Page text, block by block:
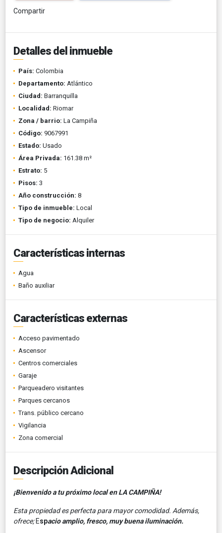
Compartir
Detalles del inmueble
País: Colombia
Departamento: Atlántico
Ciudad: Barranquilla
Localidad: Riomar
Zona / barrio: La Campiña
Código: 9067991
Estado: Usado
Área Privada: 161.38 m²
Estrato: 5
Pisos: 3
Año construcción: 8
Tipo de inmueble: Local
Tipo de negocio: Alquiler
Características internas
Agua
Baño auxiliar
Características externas
Acceso pavimentado
Ascensor
Centros comerciales
Garaje
Parqueadero visitantes
Parques cercanos
Trans. público cercano
Vigilancia
Zona comercial
Descripción Adicional
¡Bienvenido a tu próximo local en LA CAMPIÑA!
Esta propiedad es perfecta para mayor comodidad. Además,
ofrece;Espacio amplio, fresco, muy buena iluminación.